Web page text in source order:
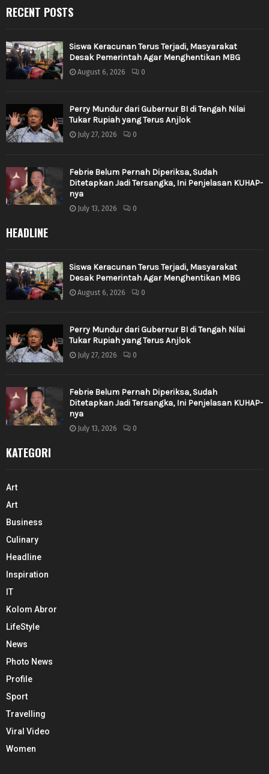
RECENT POSTS
Siswa Keracunan Terus Terjadi, Masyarakat
Desak Pemerintah Agar Menghentikan MBG
August 6, 2026 0
Perry Mundur dari Gubernur BI di Tengah Nilai
Tukar Rupiah yang Terus Anjlok
July 27, 2026 0
Febrie Belum Pernah Diperiksa, Sudah
Ditetapkan Jadi Tersangka, Ini Penjelasan KUHAP-
nya
July 13, 2026 0
HEADLINE
Siswa Keracunan Terus Terjadi, Masyarakat
Desak Pemerintah Agar Menghentikan MBG
August 6, 2026 0
Perry Mundur dari Gubernur BI di Tengah Nilai
Tukar Rupiah yang Terus Anjlok
July 27, 2026 0
Febrie Belum Pernah Diperiksa, Sudah
Ditetapkan Jadi Tersangka, Ini Penjelasan KUHAP-
nya
July 13, 2026 0
KATEGORI
Art
Art
Business
Culinary
Headline
Inspiration
IT
Kolom Abror
LifeStyle
News
Photo News
Profile
Sport
Travelling
Viral Video
Women